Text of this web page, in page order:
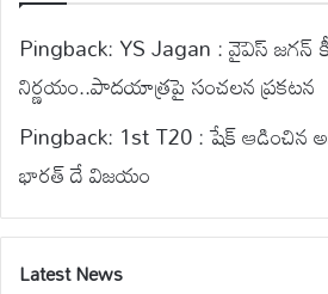
Pingback:YS Jagan : వైెఎస్ జగన్
నిర్ణయం..పాదయాత్రపై సంచలన ప్రకటన
Pingback: 1st T20 : షేక్ ఆడించిన
భారత్ దే విజయం
Latest News